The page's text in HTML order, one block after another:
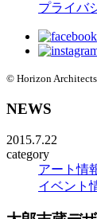
プライバ
© Horizon
NEWS
2015.7.22
category
アート情
イベント